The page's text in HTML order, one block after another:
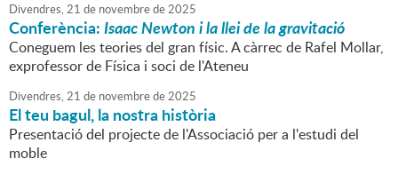
Divendres,21 de novembrede2025
Conferència:Isaac Newton i la llei de la gravitació
Coneguem les teories del gran físic. A càrrec de Rafel Mollar,
exprofessor de Física i soci de l'Ateneu
Divendres,21 de novembrede2025
El teu bagul, la nostra història
Presentació del projecte de l'Associació per a l'estudi del
moble